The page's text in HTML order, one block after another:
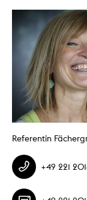
Referentin
+49 221